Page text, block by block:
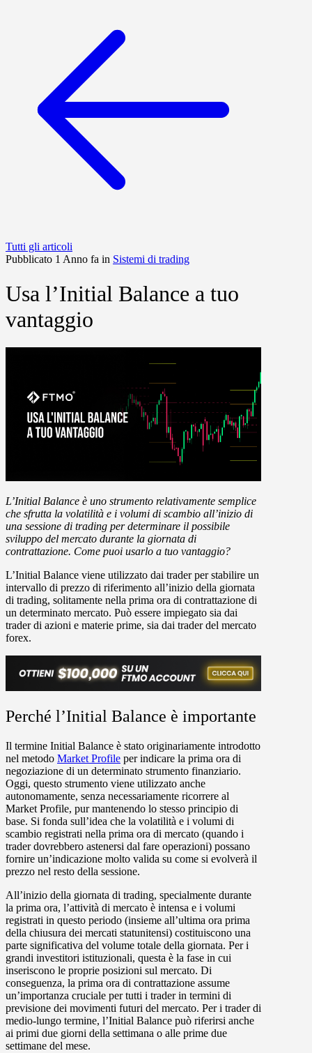
Tutti gli articoli
Pubblicato 1 Anno fa in Sistemi di trading
Usa l’Initial Balance a tuo
vantaggio
L’Initial Balance è uno strumento relativamente semplice
che sfrutta la volatilità e i volumi di scambio all’inizio di
una sessione di trading per determinare il possibile
sviluppo del mercato durante la giornata di
contrattazione. Come puoi usarlo a tuo vantaggio?
L’Initial Balance viene utilizzato dai trader per stabilire un
intervallo di prezzo di riferimento all’inizio della giornata
di trading, solitamente nella prima ora di contrattazione di
un determinato mercato. Può essere impiegato sia dai
trader di azioni e materie prime, sia dai trader del mercato
forex.
Perché l’Initial Balance è importante
Il termine Initial Balance è stato originariamente introdotto
nel metodo Market Profile per indicare la prima ora di
negoziazione di un determinato strumento finanziario.
Oggi, questo strumento viene utilizzato anche
autonomamente, senza necessariamente ricorrere al
Market Profile, pur mantenendo lo stesso principio di
base. Si fonda sull’idea che la volatilità e i volumi di
scambio registrati nella prima ora di mercato (quando i
trader dovrebbero astenersi dal fare operazioni) possano
fornire un’indicazione molto valida su come si evolverà il
prezzo nel resto della sessione.
All’inizio della giornata di trading, specialmente durante
la prima ora, l’attività di mercato è intensa e i volumi
registrati in questo periodo (insieme all’ultima ora prima
della chiusura dei mercati statunitensi) costituiscono una
parte significativa del volume totale della giornata. Per i
grandi investitori istituzionali, questa è la fase in cui
inseriscono le proprie posizioni sul mercato. Di
conseguenza, la prima ora di contrattazione assume
un’importanza cruciale per tutti i trader in termini di
previsione dei movimenti futuri del mercato. Per i trader di
medio-lungo termine, l’Initial Balance può riferirsi anche
ai primi due giorni della settimana o alle prime due
settimane del mese.